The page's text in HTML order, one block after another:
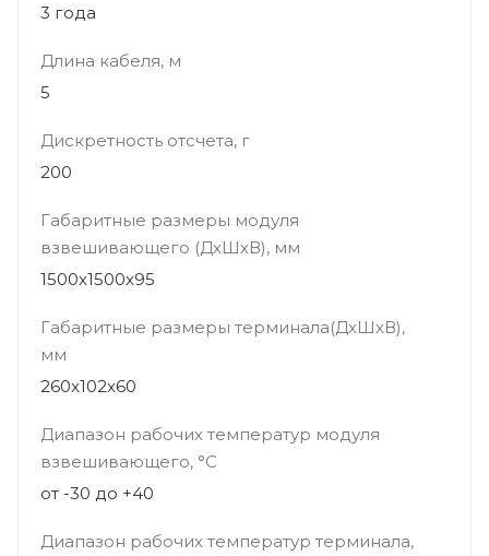
3 года
Длина кабеля, м
5
Дискретность отсчета, г
200
Габаритные размеры модуля
взвешивающего (ДхШхВ), мм
1500х1500x95
Габаритные размеры терминала(ДхШхВ),
мм
260x102x60
Диапазон рабочих температур модуля
взвешивающего, °С
от -30 до +40
Диапазон рабочих температур терминала,